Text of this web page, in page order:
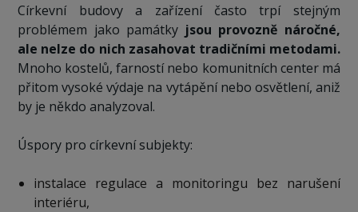
Církevní budovy a zařízení často trpí stejným
problémem jako památky jsou provozně náročné,
ale nelze do nich zasahovat tradičními metodami.
Mnoho kostelů, farností nebo komunitních center má
přitom vysoké výdaje na vytápění nebo osvětlení, aniž
by je někdo analyzoval.
Úspory pro církevní subjekty:
instalace regulace a monitoringu bez narušení
interiéru,